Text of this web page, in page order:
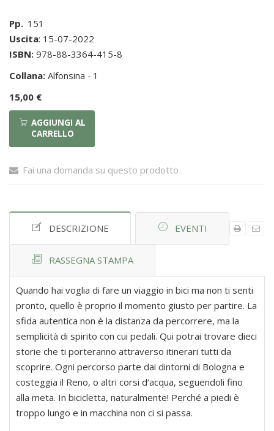
Pp. 151
Uscita: 15-07-2022
ISBN: 978-88-3364-415-8
Collana: Alfonsina - 1
15,00 €
AGGIUNGI AL
CARRELLO
Fai una domanda su questo prodotto
DESCRIZIONE EVENTI
RASSEGNA STAMPA
Quando hai voglia di fare un viaggio in bici ma non ti senti
pronto, quello è proprio il momento giusto per partire. La
sfida autentica non è la distanza da percorrere, ma la
semplicità di spirito con cui pedali. Qui potrai trovare dieci
storie che ti porteranno attraverso itinerari tutti da
scoprire. Ogni percorso parte dai dintorni di Bologna e
costeggia il Reno, o altri corsi d’acqua, seguendoli fino
alla meta. In bicicletta, naturalmente! Perché a piedi è
troppo lungo e in macchina non ci si passa.